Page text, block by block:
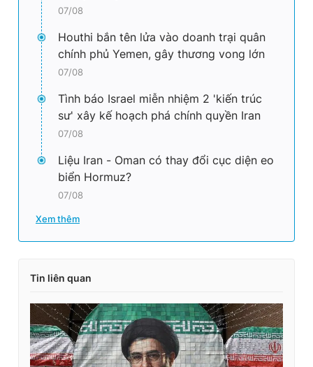
chép dưới mọi hình thức nếu không có sự chấp thuận bằng văn
bản. Phát triển bởi ePi Technologies, JSC.
07/08
Houthi bắn tên lửa vào doanh trại quân
chính phủ Yemen, gây thương vong lớn
07/08
Tình báo Israel miễn nhiệm 2 'kiến trúc
sư' xây kế hoạch phá chính quyền Iran
07/08
Liệu Iran - Oman có thay đổi cục diện eo
biển Hormuz?
07/08
Xem thêm
Tin liên quan